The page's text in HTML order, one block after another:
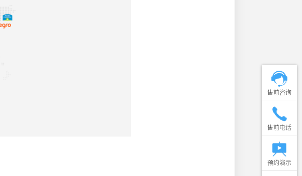
售前咨询
售前电话
预约演示